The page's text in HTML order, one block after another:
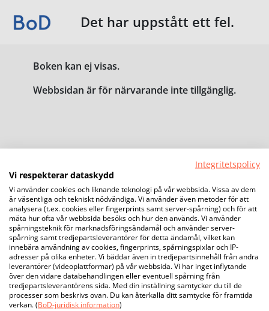
Det har uppstått ett fel.
Boken kan ej visas.
Webbsidan är för närvarande inte tillgänglig.
Integritetspolicy
Vi respekterar dataskydd
Vi använder cookies och liknande teknologi på vår webbsida. Vissa av dem
är väsentliga och tekniskt nödvändiga. Vi använder även metoder för att
analysera (t.ex. cookies eller fingerprints samt server-spårning) och för att
mäta hur ofta vår webbsida besöks och hur den används. Vi använder
spårningsteknik för marknadsföringsändamål och använder server-
spårning samt tredjepartsleverantörer för detta ändamål, vilket kan
innebära användning av cookies, fingerprints, spårningspixlar och IP-
adresser på olika enheter. Vi bäddar även in tredjepartsinnehåll från andra
leverantörer (videoplattformar) på vår webbsida. Vi har inget inflytande
över den vidare databehandlingen eller eventuell spårning från
tredjepartsleverantörens sida. Med din inställning samtycker du till de
processer som beskrivs ovan. Du kan återkalla ditt samtycke för framtida
verkan. (BoD-juridisk information)